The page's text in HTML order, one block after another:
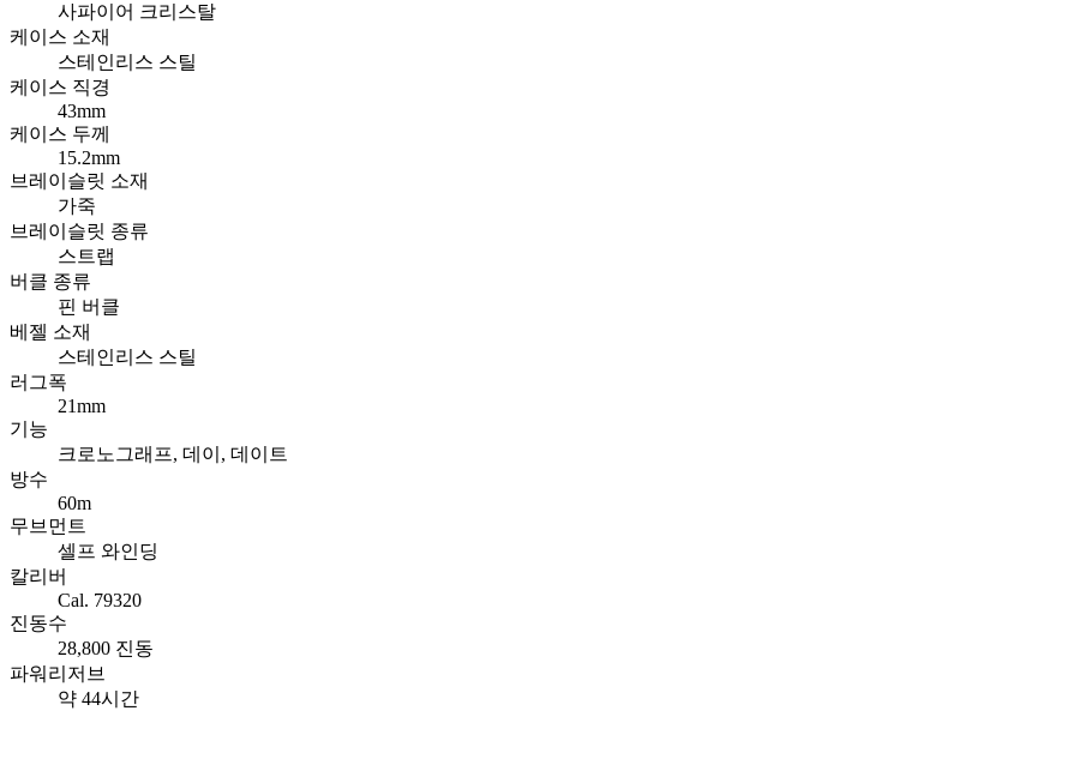
사파이어 크리스탈
케이스 소재
스테인리스 스틸
케이스 직경
43mm
케이스 두께
15.2mm
브레이슬릿 소재
가죽
브레이슬릿 종류
스트랩
버클 종류
핀 버클
베젤 소재
스테인리스 스틸
러그폭
21mm
기능
크로노그래프, 데이, 데이트
방수
60m
무브먼트
셀프 와인딩
칼리버
Cal. 79320
진동수
28,800 진동
파워리저브
약 44시간